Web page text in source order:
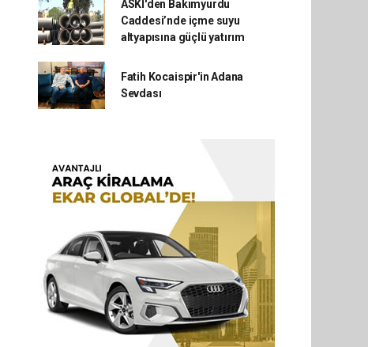
ASKİ'den Bakımyurdu
Caddesi’nde içme suyu
altyapısına güçlü yatırım
Fatih Kocaispir'in Adana
Sevdası